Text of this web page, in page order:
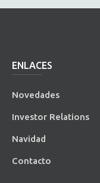
ENLACES
Novedades
Investor Relations
Navidad
Contacto